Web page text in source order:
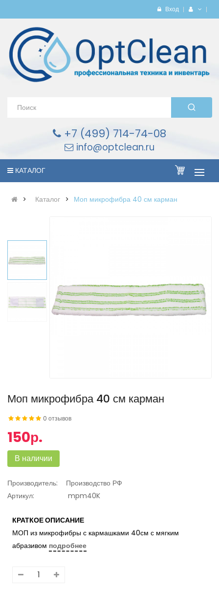
Вход
+7 (499) 714-74-08
info@optclean.ru
КАТАЛОГ
Каталог Моп микрофибра 40 см карман
Моп микрофибра 40 см карман
0 отзывов
150р.
В наличии
Производитель:
Производство РФ
Артикул:
mpm40K
КРАТКОЕ ОПИСАНИЕ
МОП из микрофибры с кармашками 40см с мягким
абразивом подробнее